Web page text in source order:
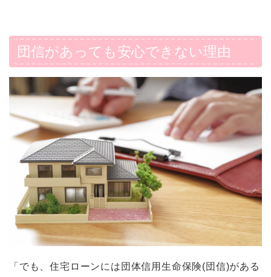
団信があっても安心できない理由
「でも、住宅ローンには団体信用生命保険(団信)がある